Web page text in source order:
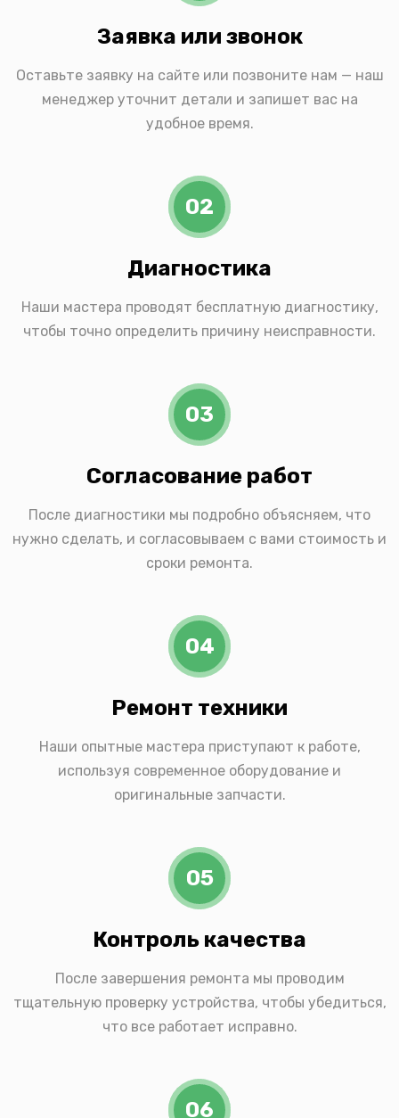
Заявка или звонок
Оставьте заявку на сайте или позвоните нам — наш
менеджер уточнит детали и запишет вас на
удобное время.
02
Диагностика
Наши мастера проводят бесплатную диагностику,
чтобы точно определить причину неисправности.
03
Согласование работ
После диагностики мы подробно объясняем, что
нужно сделать, и согласовываем с вами стоимость и
сроки ремонта.
04
Ремонт техники
Наши опытные мастера приступают к работе,
используя современное оборудование и
оригинальные запчасти.
05
Контроль качества
После завершения ремонта мы проводим
тщательную проверку устройства, чтобы убедиться,
что все работает исправно.
06